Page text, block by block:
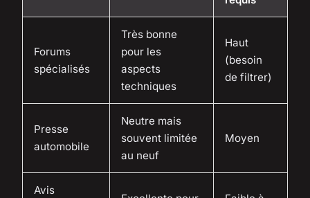
Forums
spécialisés
Très bonne
pour les
aspects
techniques
Haut
(besoin
de filtrer)
Presse
automobile
Neutre mais
souvent limitée
au neuf
Moyen
Avis